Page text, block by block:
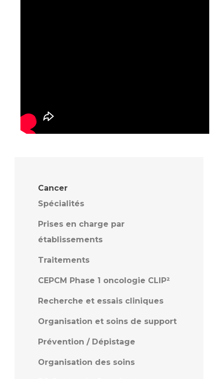
Cancer
Spécialités
Prises en charge par
établissements
Traitements
CEPCM Phase 1 oncologie CLIP²
Recherche et essais cliniques
Organisation et soins de support
Prévention / Dépistage
Organisation des soins